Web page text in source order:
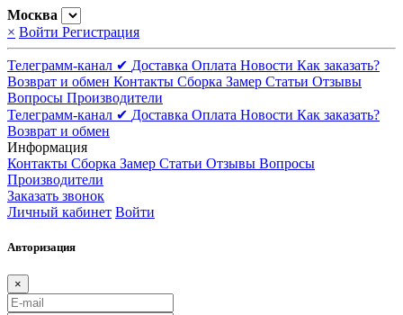
Москва
× Войти Регистрация
Телеграмм-канал ✔ Доставка Оплата Новости Как заказать?
Возврат и обмен Контакты Сборка Замер Статьи Отзывы
Вопросы Производители
Телеграмм-канал ✔ Доставка Оплата Новости Как заказать?
Возврат и обмен
Информация
Контакты Сборка Замер Статьи Отзывы Вопросы
Производители
Заказать звонок
Личный кабинет Войти
Авторизация
×